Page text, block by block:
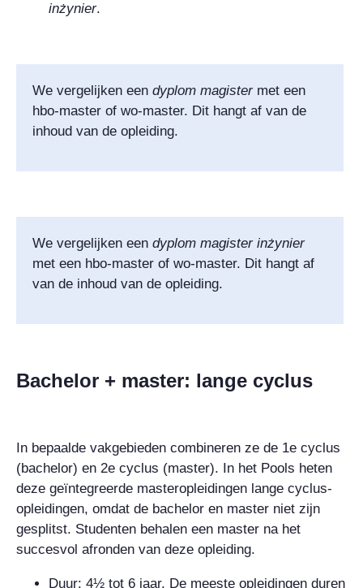
inżynier.
We vergelijken een dyplom magistermet een
hbo-master of wo-master. Dit hangt af van de
inhoud van de opleiding.
We vergelijken een dyplom magister inżynier
met een hbo-master of wo-master. Dit hangt af
van de inhoud van de opleiding.
Bachelor + master: lange cyclus
In bepaalde vakgebieden combineren ze de 1e cyclus
(bachelor) en 2e cyclus (master). In het Pools heten
deze geïntegreerde masteropleidingen lange cyclus-
opleidingen, omdat de bachelor en master niet zijn
gesplitst. Studenten behalen een master na het
succesvol afronden van deze opleiding.
Duur: 4½ tot 6 jaar. De meeste opleidingen duren